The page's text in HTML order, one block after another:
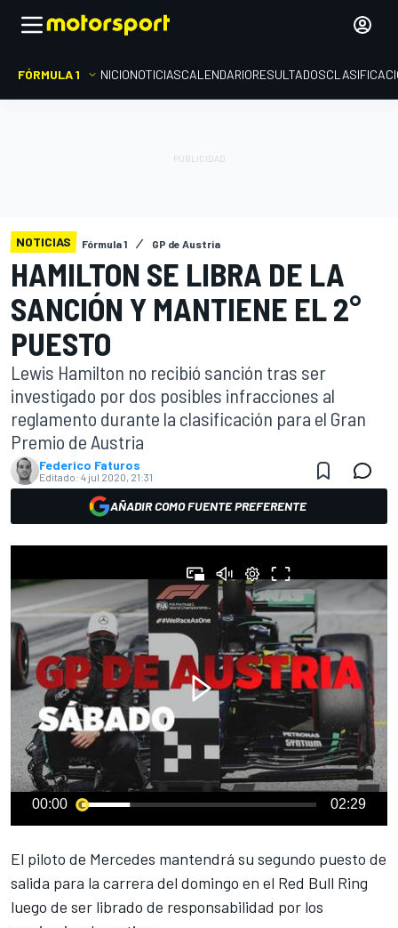
FÓRMULA 1 INICIONOTICIASCALENDARIORESULTADOS
NOTICIAS Fórmula 1 GP de Austria
HAMILTON SE LIBRA DE LA
SANCIÓN Y MANTIENE EL 2°
PUESTO
Lewis Hamilton no recibió sanción tras ser
investigado por dos posibles infracciones al
reglamento durante la clasificación para el Gran
Premio de Austria
Federico Faturos
Editado: 4 jul 2020, 21:31
AÑADIR COMO FUENTE PREFERENTE
00:00 02:29
El piloto de Mercedes mantendrá su segundo puesto de
salida para la carrera del domingo en el Red Bull Ring
luego de ser librado de responsabilidad por los